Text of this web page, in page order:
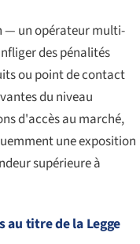
— un opérateur multi-
des pénalités
ou point de contact
du niveau
d'accès au marché,
une exposition
supérieure à
au titre de la Legge